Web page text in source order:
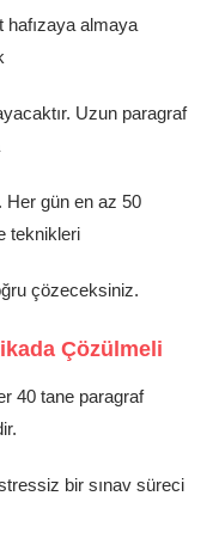
hafızaya almaya
Uzun paragraf
Her gün en az 50
teknikleri
çözeceksiniz.
Çözülmeli
40 tane paragraf
bir sınav süreci